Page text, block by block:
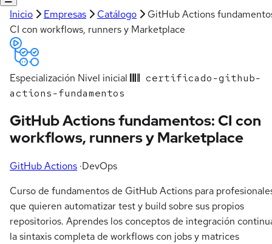
Inicio Empresas Catálogo
GitHub Actions
CI con workflows, runners y Marketplace
Especialización Nivel inicial
certificado-github-
actions-fundamentos
GitHub Actions fundamentos: CI con
workflows, runners y Marketplace
GitHub Actions ·DevOps
Curso de fundamentos de GitHub Actions para
que quieren automatizar test y build sobre sus propios
repositorios. Aprendes los conceptos de integración
la sintaxis completa de workflows con jobs y matrices